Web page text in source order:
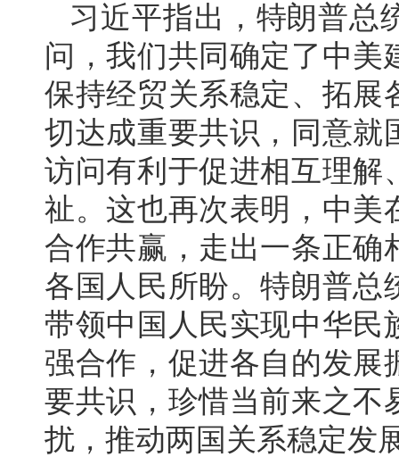
习近平指出，特朗普总
问，我们共同确定了中美
保持经贸关系稳定、拓展
切达成重要共识，同意就
访问有利于促进相互理解
祉。这也再次表明，中美
合作共赢，走出一条正确
各国人民所盼。特朗普总
带领中国人民实现中华民
强合作，促进各自的发展
要共识，珍惜当前来之不
扰，推动两国关系稳定发